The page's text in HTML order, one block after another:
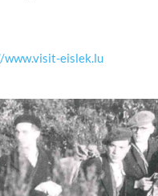
eislek.lu